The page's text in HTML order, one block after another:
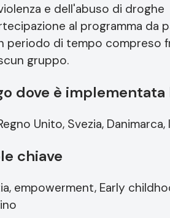
e dell'abuso di droghe
al programma da
periodo di tempo compreso
gruppo.
dove è implementata
Unito, Svezia,
chiave
empowerment, Early